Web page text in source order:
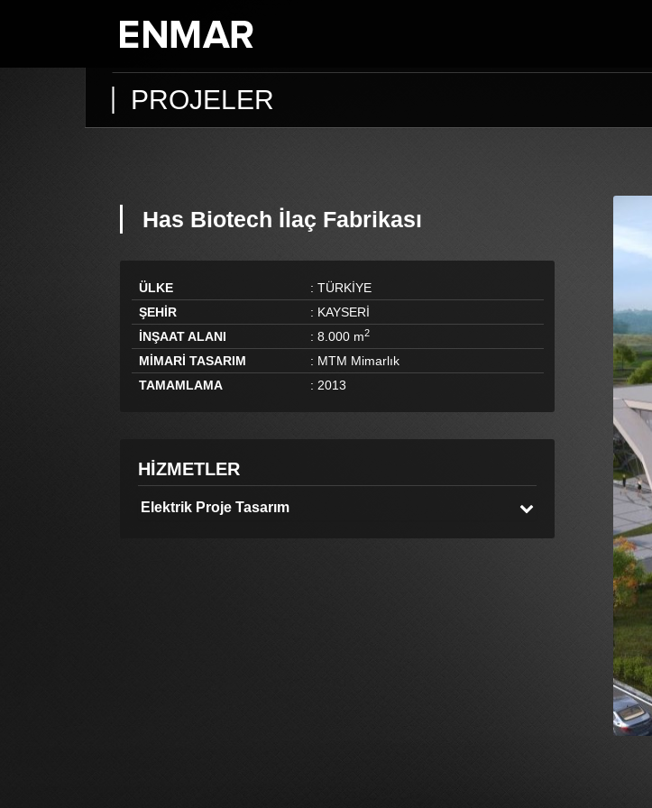
PROJELER
Has Biotech İlaç Fabrikası
ÜLKE : TÜRKİYE
ŞEHİR
: KAYSERİ
İNŞAAT ALANI
: 8.000 m2
MİMARİ TASARIM : MTM Mimarlık
TAMAMLAMA
: 2013
HİZMETLER
Elektrik Proje Tasarım